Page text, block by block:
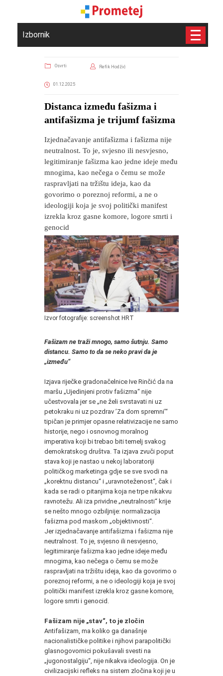
Izbornik
Osvrti Refik Hodžić
01.12.2025
Distanca između fašizma i
antifašizma je trijumf fašizma
Izjednačavanje antifašizma i fašizma nije
neutralnost. To je, svjesno ili nesvjesno,
legitimiranje fašizma kao jedne ideje među
mnogima, kao nečega o čemu se može
raspravljati na tržištu ideja, kao da
govorimo o poreznoj reformi, a ne o
ideologiji koja je svoj politički manifest
izrekla kroz gasne komore, logore smrti i
genocid
Izvor fotografije: screenshot HRT
Fašizam ne traži mnogo, samo šutnju. Samo
distancu. Samo to da se neko pravi da je
„između“
Izjava riječke gradonačelnice Ive Rinčić da na
maršu „Ujedinjeni protiv fašizma“ nije
učestvovala jer se „ne želi svrstavati ni uz
petokraku ni uz pozdrav ’Za dom spremni’“
tipičan je primjer opasne relativizacije ne samo
historije, nego i osnovnog moralnog
imperativa koji bi trebao biti temelj svakog
demokratskog društva. Ta izjava zvuči poput
stava koji je nastao u nekoj laboratoriji
političkog marketinga gdje se sve svodi na
„korektnu distancu“ i „uravnoteženost“, čak i
kada se radi o pitanjima koja ne trpe nikakvu
ravnotežu. Ali iza prividne „neutralnosti“ krije
se nešto mnogo ozbiljnije: normalizacija
fašizma pod maskom „objektivnosti“.
Jer izjednačavanje antifašizma i fašizma nije
neutralnost. To je, svjesno ili nesvjesno,
legitimiranje fašizma kao jedne ideje među
mnogima, kao nečega o čemu se može
raspravljati na tržištu ideja, kao da govorimo o
poreznoj reformi, a ne o ideologiji koja je svoj
politički manifest izrekla kroz gasne komore,
logore smrti i genocid.
Fašizam nije „stav“, to je zločin
Antifašizam, ma koliko ga današnje
nacionalističke politike i njihovi parapolitički
glasnogovornici pokušavali svesti na
„jugonostalgiju“, nije nikakva ideologija. On je
civilizacijski refleks na sistem zločina koji je u